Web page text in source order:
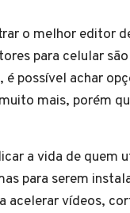
o melhor editor
para celular
é possível achar
mais, porém
a vida de quem
para serem
acelerar vídeos,